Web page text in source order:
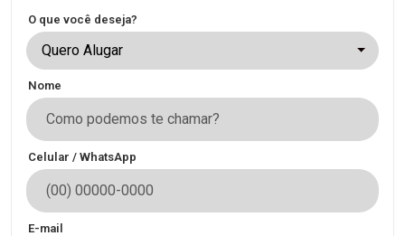
O que você deseja?
Quero Alugar
Nome
Celular / WhatsApp
E-mail